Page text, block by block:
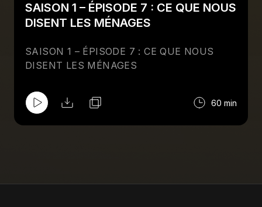
SAISON 1 – ÉPISODE 7 : CE QUE NOUS
DISENT LES MÉNAGES
SAISON 1 – ÉPISODE 7 : CE QUE NOUS
DISENT LES MÉNAGES
60 min